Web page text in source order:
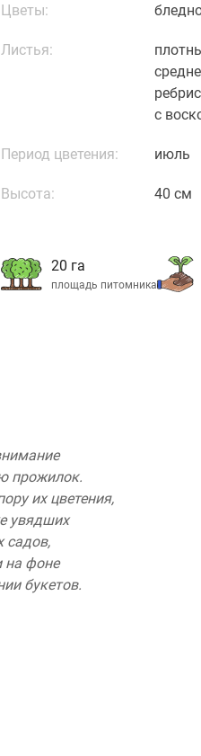
Цветы:
Листья:
с
Период цветения: июль
Высота: 40 см
20 га
площадь питомника
прожилок.
их цветения,
увядших
садов,
на фоне
букетов.